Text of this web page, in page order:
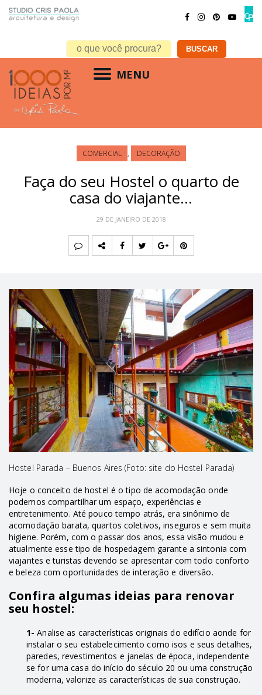
MENU
COMERCIAL , DECORAÇÃO
Faça do seu Hostel o quarto de
casa do viajante…
29 DE JANEIRO DE 2018
Hostel Parada – Buenos Aires (Foto: site do Hostel Parada)
Hoje o conceito de hostel é o tipo de acomodação onde
podemos compartilhar um espaço, experiências e
entretenimento. Até pouco tempo atrás, era sinônimo de
acomodação barata, quartos coletivos, inseguros e sem muita
higiene. Porém, com o passar dos anos, essa visão mudou e
atualmente esse tipo de hospedagem garante a sintonia com
viajantes e turistas devendo se apresentar com todo conforto
e beleza com oportunidades de interação e diversão.
Confira algumas ideias para renovar
seu hostel:
1-Analise as características originais do edifício aonde for
instalar o seu estabelecimento como isos e seus detalhes,
paredes, revestimentos e janelas de época, independente
se for uma casa do início do século 20 ou uma construção
moderna, valorize as características de sua construção.